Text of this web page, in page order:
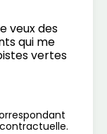
veux des
qui me
vertes